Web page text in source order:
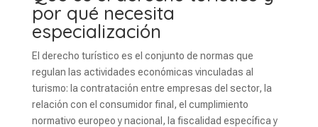
por qué necesita
especialización
El derecho turístico es el conjunto de normas que
regulan las actividades económicas vinculadas al
turismo: la contratación entre empresas del sector, la
relación con el consumidor final, el cumplimiento
normativo europeo y nacional, la fiscalidad específica y